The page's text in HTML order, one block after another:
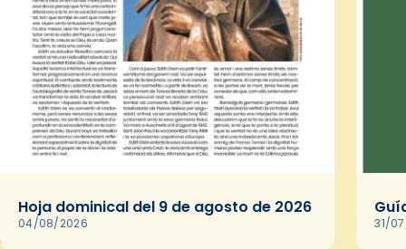
Hoja dominical del 9 de agosto de 2026
04/08/2026 31/